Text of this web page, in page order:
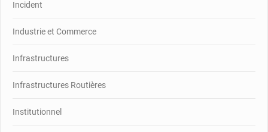
Incident
Industrie et Commerce
Infrastructures
Infrastructures Routières
Institutionnel